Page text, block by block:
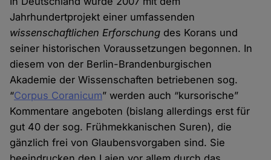
Jahrhundertprojekt einer umfassenden
wissenschaftlichen Erforschung des Korans und
seiner historischen Voraussetzungen begonnen. In
diesem von der Berlin-Brandenburgischen
Akademie der Wissenschaften betriebenen sog.
“Corpus Coranicum” werden auch “kursorische”
Kommentare angeboten (bislang allerdings erst für
gut 40 der sog. Frühmekkanischen Suren), die
gänzlich frei von Glaubensvorgaben sind. Sie